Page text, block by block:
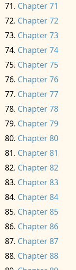
Chapter 71
Chapter 72
Chapter 73
Chapter 74
Chapter 75
Chapter 76
Chapter 77
Chapter 78
Chapter 79
Chapter 80
Chapter 81
Chapter 82
Chapter 83
Chapter 84
Chapter 85
Chapter 86
Chapter 87
Chapter 88